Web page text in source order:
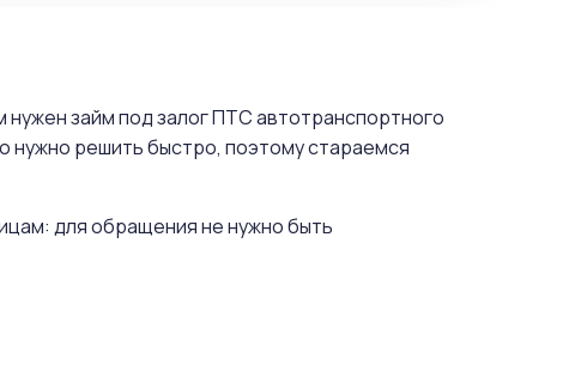
займ под залог ПТС автотранспортного
нужно решить быстро, поэтому стараемся
для обращения не нужно быть